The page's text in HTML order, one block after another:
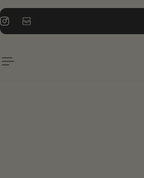
AU CONTENU